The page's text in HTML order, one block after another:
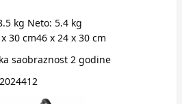
kg Neto: 5.4 kg
30 cm46 x 24 x 30 cm
saobraznost 2 godine